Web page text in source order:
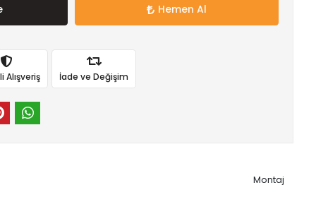
Hemen Al
Alışveriş İade ve Değişim
Montaj